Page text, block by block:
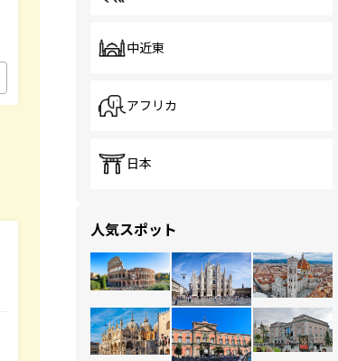
中近東
アフリカ
日本
人気スポット